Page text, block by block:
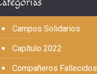
Campos Solidarios
Capítulo 2022
Compañeros Fallecidos